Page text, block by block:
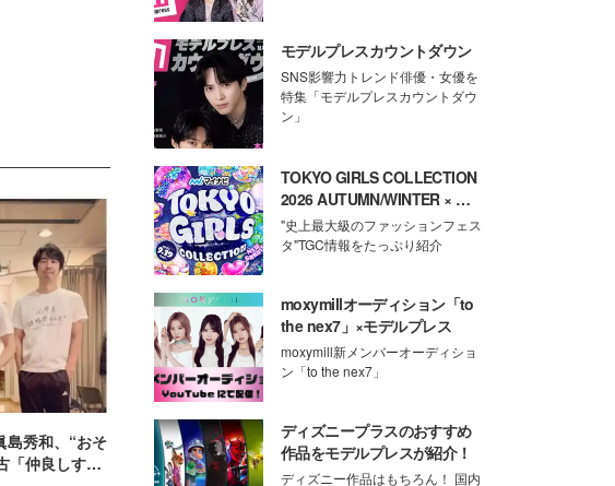
島秀和、“おそ
「仲良しすぎ
モデルプレスカウントダウン
SNS影響力トレンド俳優・女優を
特集「モデルプレスカウントダウ
ン」
TOKYO GIRLS COLLECTION
2026 AUTUMN/WINTER × モ
デルプレス
"史上最大級のファッションフェス
タ"TGC情報をたっぷり紹介
moxymillオーディション「to
the nex7」×モデルプレス
moxymill新メンバーオーディショ
ン「to the nex7」
ディズニープラスのおすすめ
作品をモデルプレスが紹介！
ディズニー作品はもちろん！ 国内